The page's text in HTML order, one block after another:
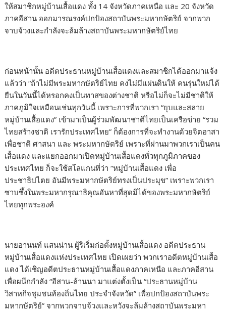
ให้สมาชิกหมู่บ้านเสื้อแดง ทั้ง 14 จังหวัดภาคเหนือ และ 20 จังหวัด
ภาคอีสาน ออกมารณรงค์ปกป้องสถาบันพระมหากษัตริย์ จากพวก
จาบจ้วงและกำลังจะล้มล้างสถาบันพระมหากษัตริย์ไทย
ก่อนหน้านั้น อดีตประธานหมู่บ้านเสื้อแดงและสมาชิกได้ออกมาแจ้ง
แล้วว่า “ถ้าไม่มีพระมหากษัตริย์ไทย คงไม่มีแผ่นดินให้ คนรุ่นใหม่ได้
ยืนในวันนี้ได้หรอกคงเป็นทาสของต่างชาติ หรือไม่ก็จะไม่มีชาติให้
ภาคภูมิใจเหมือนเช่นทุกวันนี้ เพราะการที่พวกเรา “ยุบและสลาย
หมู่บ้านเสื้อแดง” เข้ามาเป็นผู้ร่วมพัฒนาชาติไทยเป็นเครือข่าย “รวม
ไทยสร้างชาติ เรารักประเทศไทย” ก็ต้องการที่จะทำงานด้วยจิตอาสา
เพื่อชาติ ศาสนา และ พระมหากษัตริย์ เพราะที่ผ่านมาพวกเราเป็นคน
เสื้อแดง และแยกออกมาเปิดหมู่บ้านเสื้อแดงทั่วทุกภูมิภาคของ
ประเทศไทย ก็จะใช้สโลแกนที่ว่า “หมู่บ้านเสื้อแดง เพื่อ
ประชาธิปไตย อันมีพระมหากษัตริย์ทรงเป็นประมุข” เพราะพวกเรา
ซาบซึ้งในพระมหากรุณาธิคุณอันหาที่สุดมิได้ของพระมหากษัตริย์
ไทยทุกพระองค์
นายอานนท์ แสนน่าน ผู้ริเริ่มก่อตั้งหมู่บ้านเสื้อแดง อดีตประธาน
หมู่บ้านเสื้อแดงแห่งประเทศไทย เปิดเผยว่า พวกเราอดีตหมู่บ้านเสื้อ
แดง ได้เชิญอดีตประธานหมู่บ้านเสื้อแดงภาคเหนือ และภาคอีสาน
เพื่อผนึกกำลัง “อีสาน-ล้านนา มาแต่งตั้งเป็น “ประธานหมู่บ้าน
วิสาหกิจชุมชนท้องถิ่นไทย ประจำจังหวัด” เพื่อปกป้องสถาบันพระ
มหากษัตริย์” จากพวกจาบจ้วงและหวังจะล้มล้างสถาบันพระมหา